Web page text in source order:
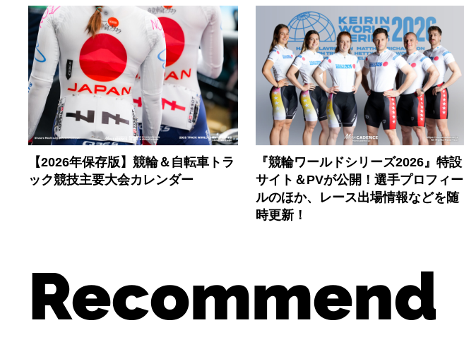
【2026年保存版】競輪＆自転車トラ
ック競技主要大会カレンダー
『競輪ワールドシリーズ2026』特設
サイト＆PVが公開！選手プロフィー
ルのほか、レース出場情報などを随
時更新！
Recommend